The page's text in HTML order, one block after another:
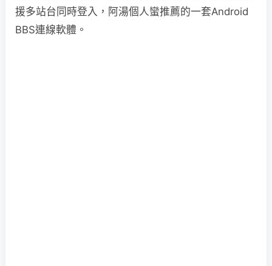
援多站台同時登入，阿湯個人蠻推薦的一套Android
BBS連線軟體。